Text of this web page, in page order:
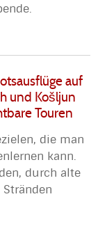
auf
und Košljun
Touren
die man
kann.
durch alte